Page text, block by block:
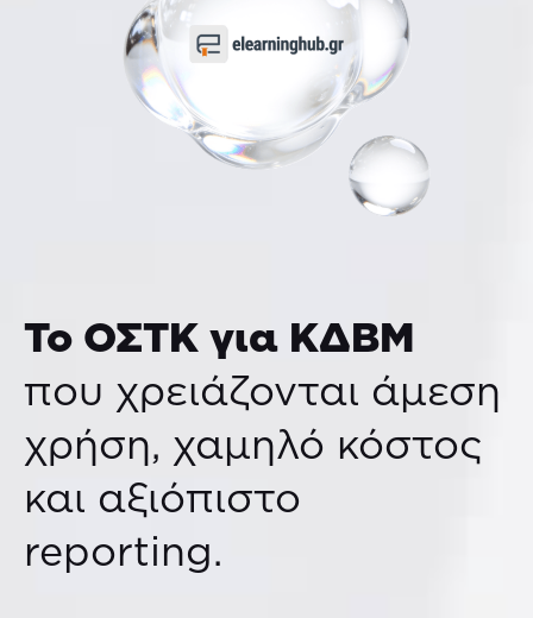
Το ΟΣΤΚ για ΚΔΒΜ
που χρειάζονται άμεση
χρήση, χαμηλό κόστος
και αξιόπιστο
reporting.